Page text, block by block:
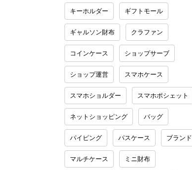
キーホルダー ギフトモール
ギャルソン財布 クラファン
コインケース ショップサーブ
ショップ運営 スマホケース
スマホショルダー スマホポシェット
ネットショッピング バッグ
パイピング パスケース ブランド
マルチケース ミニ財布